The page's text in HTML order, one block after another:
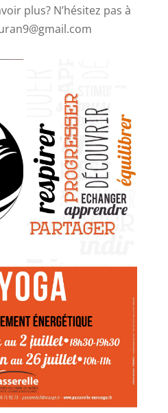
plus? N’hésitez pas à